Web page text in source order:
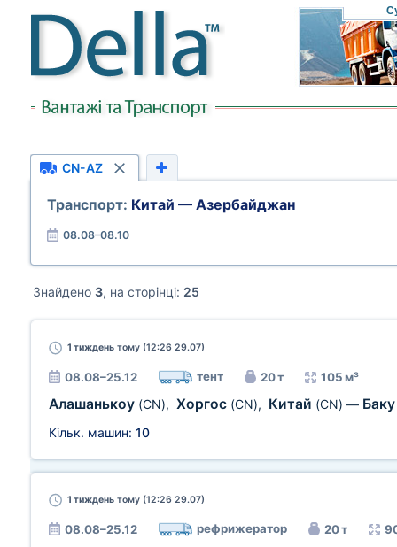
CN-AZ
Транспорт: Китай — Азербайджан
08.08–08.10
Знайдено 3, на сторінці: 25
1 тиждень тому (12:26 29.07)
08.08–25.12 тент 20 т 105 м³
Алашанькоу (CN), Хоргос (CN), Китай (CN) —
Кільк. машин: 10
1 тиждень тому (12:26 29.07)
08.08–25.12 рефрижератор 20 т